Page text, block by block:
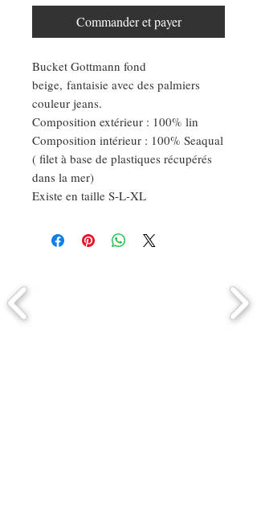
Commander et payer
Bucket Gottmann fond
beige, fantaisie avec des palmiers
couleur jeans.
Composition extérieur : 100% lin
Composition intérieur : 100% Seaqual
( filet à base de plastiques récupérés
dans la mer)
Existe en taille S-L-XL